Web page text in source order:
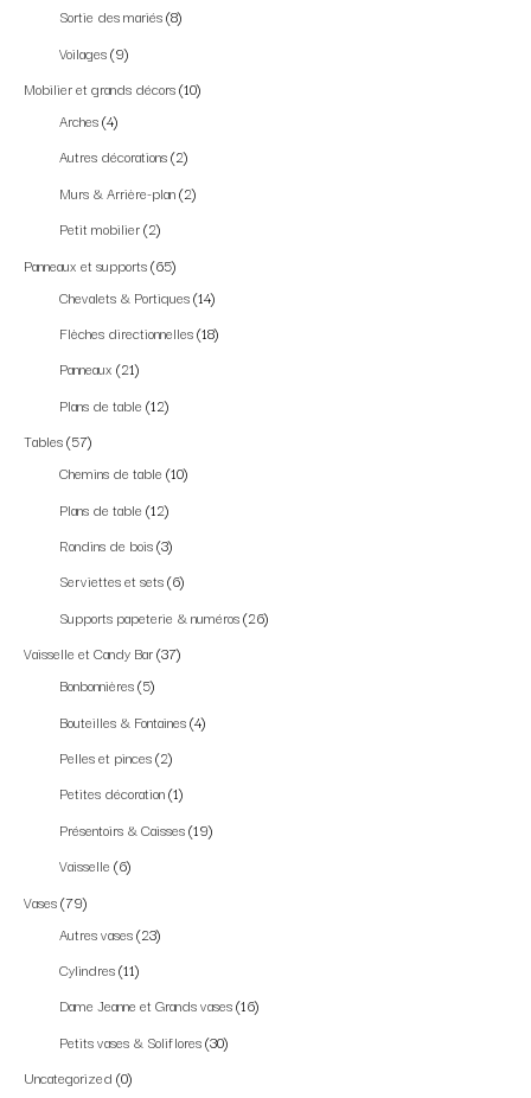
Sortie des mariés 8
Voilages 9
Mobilier et grands décors 10
Arches 4
Autres décorations 2
Murs & Arrière-plan 2
Petit mobilier 2
Panneaux et supports 65
Chevalets & Portiques 14
Flèches directionnelles 18
Panneaux 21
Plans de table 12
Tables 57
Chemins de table 10
Plans de table 12
Rondins de bois 3
Serviettes et sets 6
Supports papeterie & numéros 26
Vaisselle et Candy Bar 37
Bonbonnières 5
Bouteilles & Fontaines 4
Pelles et pinces 2
Petites décoration 1
Présentoirs & Caisses 19
Vaisselle 6
Vases 79
Autres vases 23
Cylindres 11
Dame Jeanne et Grands vases 16
Petits vases & Soliflores 30
Uncategorized 0